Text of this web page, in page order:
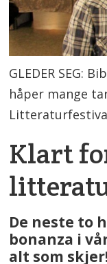
GLEDER SEG:
håper mange
Klart
De neste to
bonanza i
alt som